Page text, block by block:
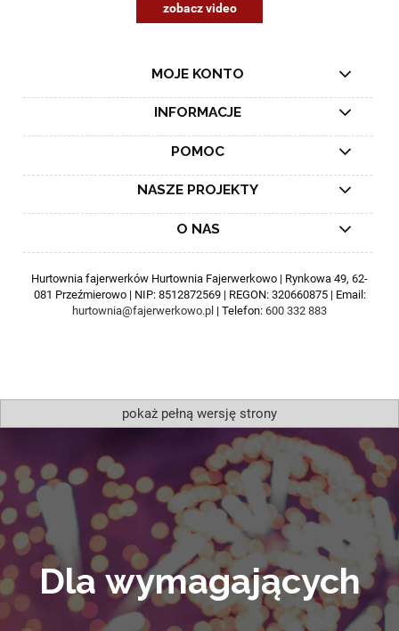
zobacz video
MOJE KONTO
INFORMACJE
POMOC
NASZE PROJEKTY
O NAS
Hurtownia fajerwerków Hurtownia Fajerwerkowo | Rynkowa 49, 62-
081 Przeźmierowo | NIP: 8512872569 | REGON: 320660875 | Email:
hurtownia@fajerwerkowo.pl | Telefon: 600 332 883
pokaż pełną wersję strony
Dla wymagających